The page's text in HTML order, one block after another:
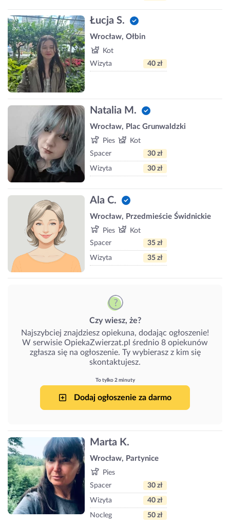
Łucja S.
Wrocław, Ołbin
Kot
Wizyta
40 zł
Natalia M.
Wrocław, Plac Grunwaldzki
Pies
Kot
Spacer
30 zł
Wizyta 30 zł
Ala C.
Wrocław, Przedmieście Świdnickie
Pies
Kot
Spacer
35 zł
Wizyta 35 zł
Czy wiesz, że?
Najszybciej znajdziesz opiekuna, dodając ogłoszenie!
W serwisie OpiekaZwierzat.pl średnio 8 opiekunów
zgłasza się na ogłoszenie. Ty wybierasz z kim się
skontaktujesz.
To tylko 2 minuty
Dodaj ogłoszenie za darmo
Marta K.
Wrocław, Partynice
Pies
Spacer
30 zł
Wizyta 40 zł
Nocleg 50 zł